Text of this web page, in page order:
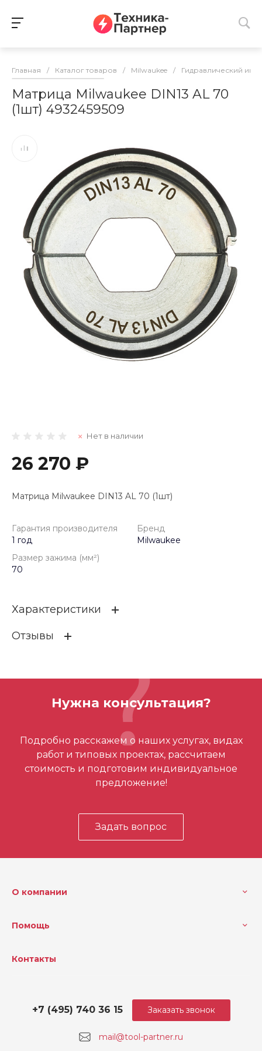
Главная / Каталог товаров / Milwaukee / Гидравлический
Матрица Milwaukee DIN13 AL 70
(1шт) 4932459509
Нет в наличии
26 270 ₽
Матрица Milwaukee DIN13 AL 70 (1шт)
Гарантия производителя
1 год
Бренд
Milwaukee
Размер зажима (мм²)
70
Характеристики
Гарантия производителя
70
Отзывы
Отзывов ещё нет – ваш может стать
первым
Нужна консультация?
Подробно расскажем о наших услугах, видах
работ и типовых проектах, рассчитаем
стоимость и подготовим индивидуальное
предложение!
Задать вопрос
О компании
Помощь
Контакты
mail@tool-partner.ru
+7 (495) 740 36 15 Заказать звонок